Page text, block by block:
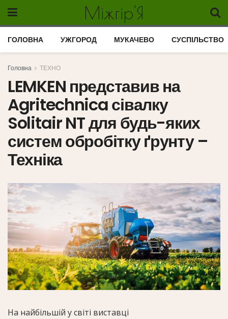
Міжгір'Я
ГОЛОВНА УЖГОРОД МУКАЧЕВО СУСПІЛЬСТВО
Головна ТЕХНО
LEMKEN представив на
Agritechnica сівалку
Solitair NT для будь-яких
систем обробітку ґрунту –
Техніка
На найбільшій у світі виставці